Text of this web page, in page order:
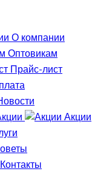
О компании
Оптовикам
Прайс-лист
Акции
Контакты